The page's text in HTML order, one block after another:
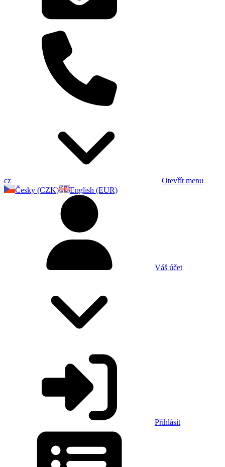
cz
Otevřít menu
Česky (CZK)
English (EUR)
Váš účet
Přihlásit